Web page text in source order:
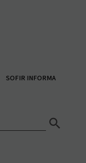
SOFIR INFORMA